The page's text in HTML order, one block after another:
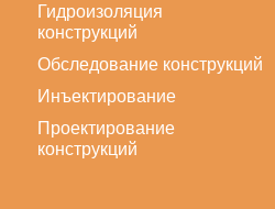
Гидроизоляция
конструкций
Обследование конструкций
Инъектирование
Проектирование
конструкций